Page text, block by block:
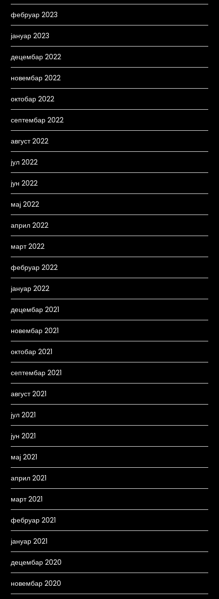
фебруар 2023
јануар 2023
децембар 2022
новембар 2022
октобар 2022
септембар 2022
август 2022
јул 2022
јун 2022
мај 2022
април 2022
март 2022
фебруар 2022
јануар 2022
децембар 2021
новембар 2021
октобар 2021
септембар 2021
август 2021
јул 2021
јун 2021
мај 2021
април 2021
март 2021
фебруар 2021
јануар 2021
децембар 2020
новембар 2020